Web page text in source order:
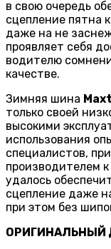
в свою очередь
сцепление пятна
даже на не
проявляет себя
водителю
качестве.
Зимняя шина
только своей
высокими
использования
специалистов,
производителем
удалось
сцепление даже
при этом без
ОРИГИНАЛЬНЫЙ